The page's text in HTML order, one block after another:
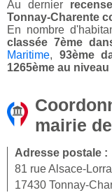
Au dernier
Tonnay-Charente
En nombre
classée 7ème
Maritime, 93ème
1265ème au niveau
mairie
Adresse postale :
81 rue Alsace-
17430 Tonnay-